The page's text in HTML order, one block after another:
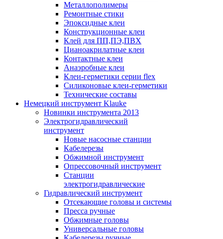
Металлополимеры
Ремонтные стики
Эпоксидные клеи
Конструкционные клеи
Клей для ПП,ПЭ,ПВХ
Цианоакрилатные клеи
Контактные клеи
Анаэробные клеи
Клеи-герметики серии flex
Силиконовые клеи-герметики
Технические составы
Немецкий инструмент Klauke
Новинки инструмента 2013
Электрогидравлический
инструмент
Новые насосные станции
Кабелерезы
Обжимной инструмент
Опрессовочный инструмент
Станции
электрогидравлические
Гидравлический инструмент
Отсекающие головы и системы
Пресса ручные
Обжимные головы
Универсальные головы